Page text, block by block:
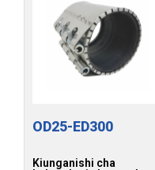
OD25-ED300
Kiunganishi cha